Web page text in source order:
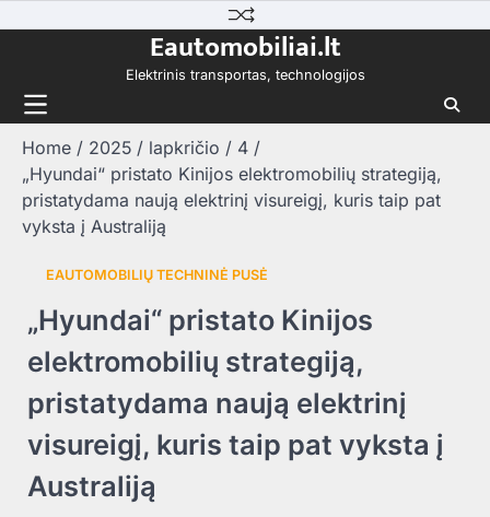
Eautomobiliai.lt
Elektrinis transportas, technologijos
Home 2025 lapkričio
4
„Hyundai“ pristato Kinijos elektromobilių strategiją,
pristatydama naują elektrinį visureigį, kuris taip pat
vyksta į Australiją
EAUTOMOBILIŲ TECHNINĖ PUSĖ
„Hyundai“ pristato Kinijos
elektromobilių strategiją,
pristatydama naują elektrinį
visureigį, kuris taip pat vyksta į
Australiją